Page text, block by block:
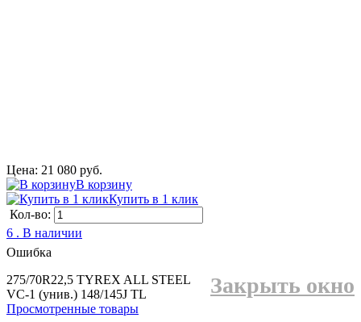
Цена: 21 080 руб.
В корзину
Купить в 1 клик
Кол-во:
6 . В наличии
Ошибка
Закрыть окно
275/70R22,5 TYREX ALL STEEL
VC-1 (унив.) 148/145J TL
Просмотренные товары